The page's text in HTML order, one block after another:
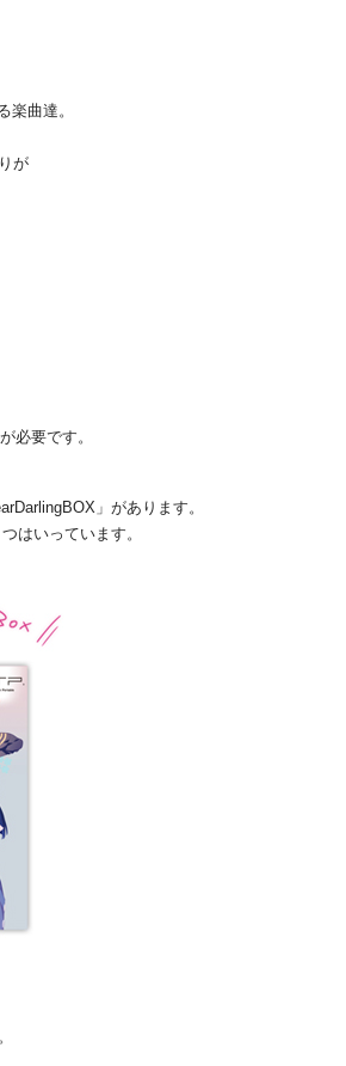
楽曲達。
が
必要です。
」があります。
はいっています。